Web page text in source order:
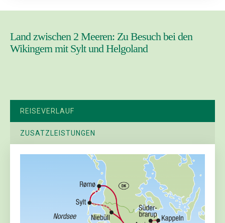
Land zwischen 2 Meeren: Zu Besuch bei den
Wikingern mit Sylt und Helgoland
REISEVERLAUF
ZUSATZLEISTUNGEN